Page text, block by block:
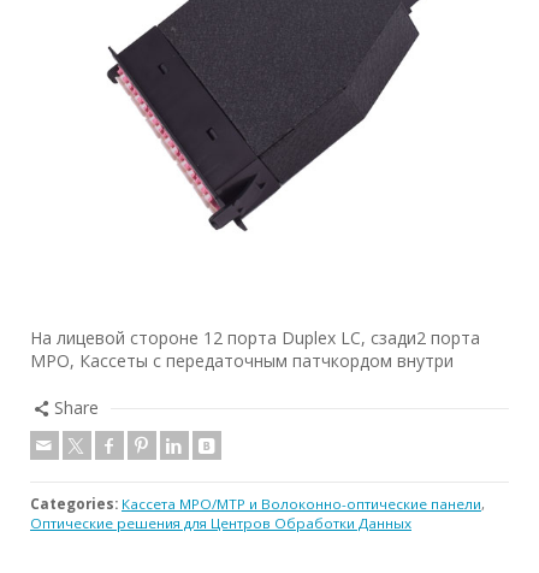
На лицевой стороне 12 порта Duplex LC, сзади2 порта
MPO, Кассеты с передаточным патчкордом внутри
Share
Categories: Кассета MPO/MTP и Волоконно-оптические панели,
Оптические решения для Центров Обработки Данных